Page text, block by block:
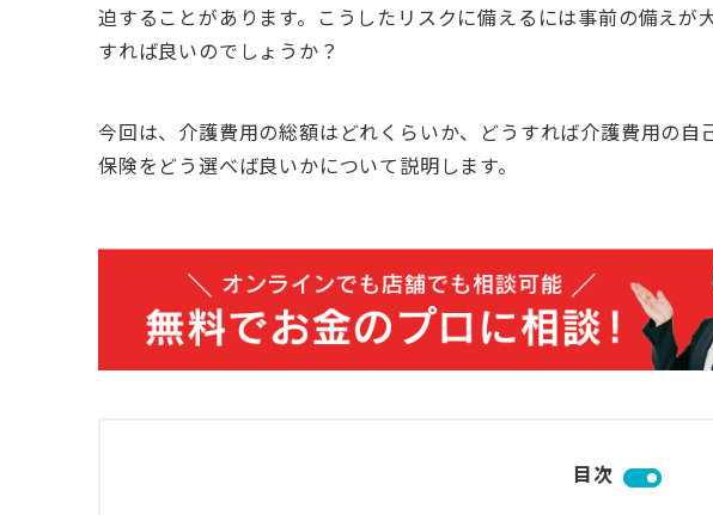
迫することがあります。こうしたリスクに備えるには事前の備え
すれば良いのでしょうか？
今回は、介護費用の総額はどれくらいか、どうすれば介護費用の
保険をどう選べば良いかについて説明します。
目次